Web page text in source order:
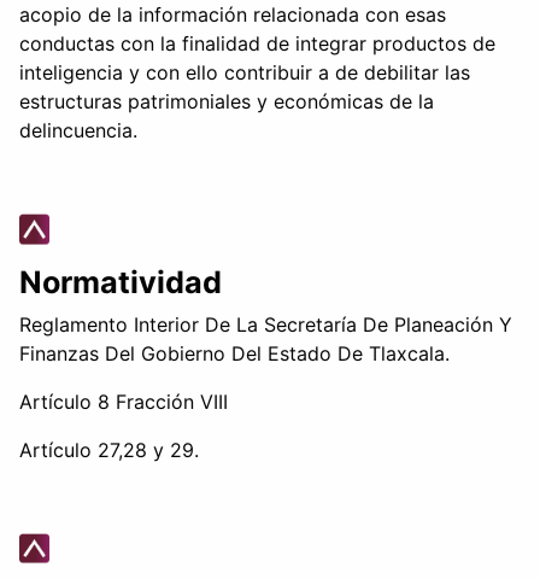
acopio de la información relacionada con esas
conductas con la finalidad de integrar productos de
inteligencia y con ello contribuir a de debilitar las
estructuras patrimoniales y económicas de la
delincuencia.
Normatividad
Reglamento Interior De La Secretaría De Planeación Y
Finanzas Del Gobierno Del Estado De Tlaxcala.
Artículo 8 Fracción VIII
Artículo 27,28 y 29.